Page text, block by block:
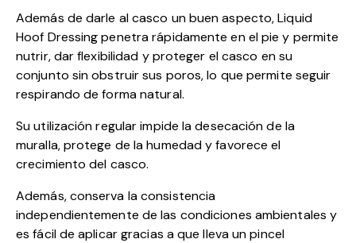
Además de darle al casco un buen aspecto, Liquid
Hoof Dressing penetra rápidamente en el pie y permite
nutrir, dar flexibilidad y proteger el casco en su
conjunto sin obstruir sus poros, lo que permite seguir
respirando de forma natural.
Su utilización regular impide la desecación de la
muralla, protege de la humedad y favorece el
crecimiento del casco.
Además, conserva la consistencia
independientemente de las condiciones ambientales y
es fácil de aplicar gracias a que lleva un pincel